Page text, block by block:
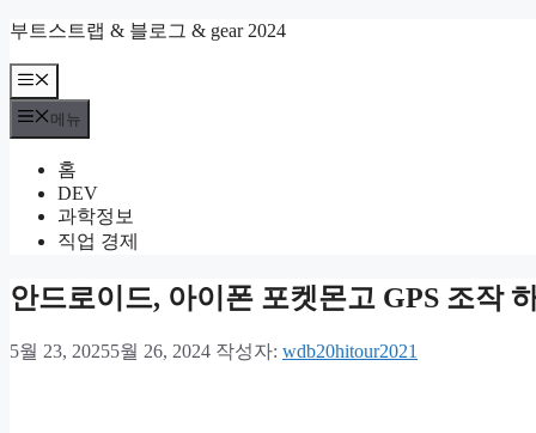
컨
츠
로
부트스트랩 & 블로그 & gear 2024
메
뉴
메뉴
홈
DEV
과학정보
직업 경제
안드로이드, 아이폰 포켓몬고 GPS 조작
5월 23, 20255월 26, 2024 작성자: wdb20hitour2021